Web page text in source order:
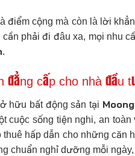
điểm cộng mà còn là lời
phải đi đâu xa, mọi nhu
.
đẳng cấp cho nhà đầu
hữu bất động sản tại
cuộc sống tiện nghi, an
hấp dẫn cho những căn
chuẩn nghỉ dưỡng mỗi